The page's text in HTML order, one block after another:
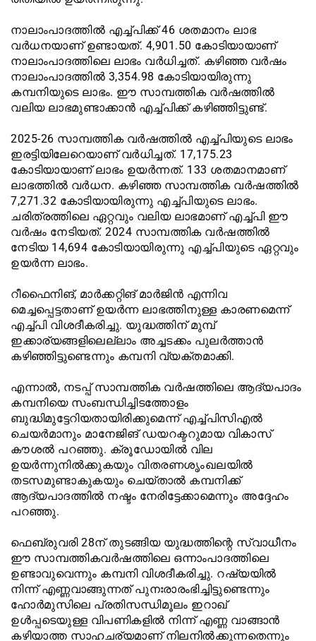
നാലാംപാദത്തില്‍ എച്ച്പിക്ക് 46 ശതമാനം ലാഭ
വര്‍ധനയാണ് ഉണ്ടായത്. 4,901.50 കോടിയായാണ്
നാലാംപാദത്തിലെ ലാഭം വര്‍ധിച്ചത്. കഴിഞ്ഞ വര്‍ഷം
നാലാംപാദത്തില്‍ 3,354.98 കോടിയായിരുന്നു
കമ്പനിയുടെ ലാഭം. ഈ സാമ്പത്തിക വര്‍ഷത്തില്‍
വലിയ ലാഭമുണ്ടാക്കാന്‍ എച്ച്പിക്ക് കഴിഞ്ഞിട്ടുണ്ട്.
2025-26 സാമ്പത്തിക വര്‍ഷത്തില്‍ എച്ച്പിയുടെ ലാഭം
ഇരട്ടിയിലേറെയാണ് വര്‍ധിച്ചത്. 17,175.23
കോടിയായാണ് ലാഭം ഉയര്‍ന്നത്. 133 ശതമാനമാണ്
ലാഭത്തില്‍ വര്‍ധന. കഴിഞ്ഞ സാമ്പത്തിക വര്‍ഷത്തില്‍
7,271.32 കോടിയായിരുന്നു എച്ച്പിയുടെ ലാഭം.
ചരിത്രത്തിലെ ഏറ്റവും വലിയ ലാഭമാണ് എച്ച്പി ഈ
വര്‍ഷം നേടിയത്. 2024 സാമ്പത്തിക വര്‍ഷത്തില്‍
നേടിയ 14,694 കോടിയായിരുന്നു എച്ച്പിയുടെ ഏറ്റവും
ഉയര്‍ന്ന ലാഭം.
റീഫൈനിങ്, മാര്‍ക്കറ്റിങ് മാര്‍ജിന്‍ എന്നിവ
മെച്ചപ്പെട്ടതാണ് ഉയര്‍ന്ന ലാഭത്തിനുള്ള കാരണമെന്ന്
എച്ച്പി വിശദീകരിച്ചു. യുദ്ധത്തിന് മുമ്പ്
ഇക്കാര്യങ്ങളിലെല്ലാം അച്ചടക്കം പുലര്‍ത്താന്‍
കഴിഞ്ഞിട്ടുണ്ടെന്നും കമ്പനി വ്യക്തമാക്കി.
എന്നാല്‍, നടപ്പ് സാമ്പത്തിക വര്‍ഷത്തിലെ ആദ്യപാദം
കമ്പനിയെ സംബന്ധിച്ചിടത്തോളം
ബുദ്ധിമുട്ടേറിയതായിരിക്കുമെന്ന് എച്ച്പിസിഎല്‍
ചെയര്‍മാനും മാനേജിങ് ഡയറക്ടറുമായ വികാസ്
കൗശല്‍ പറഞ്ഞു. ക്രൂഡോയില്‍ വില
ഉയര്‍ന്നുനില്‍ക്കുകയും വിതരണശൃംഖലയില്‍
തടസമുണ്ടാകുകയും ചെയ്താല്‍ കമ്പനിക്ക്
ആദ്യപാദത്തില്‍ നഷ്ടം നേരിട്ടേക്കാമെന്നും അദ്ദേഹം
പറഞ്ഞു.
ഫെബ്രുവരി 28ന് തുടങ്ങിയ യുദ്ധത്തിന്റെ സ്വാധീനം
ഈ സാമ്പത്തികവര്‍ഷത്തിലെ ഒന്നാംപാദത്തിലെ
ഉണ്ടാവുവെന്നും കമ്പനി വിശദീകരിച്ചു. റഷ്യയില്‍
നിന്ന് എണ്ണവാങ്ങുന്നത് പുനഃരാരംഭിച്ചിട്ടുണ്ടെന്നും
ഹോര്‍മുസിലെ പ്രതിസന്ധിമൂലം ഇറാഖ്
ഉള്‍പ്പടെയുള്ള വിപണികളില്‍ നിന്ന് എണ്ണ വാങ്ങാന്‍
കഴിയാത്ത സാഹചര്യമാണ് നിലനില്‍ക്കുന്നതെന്നും